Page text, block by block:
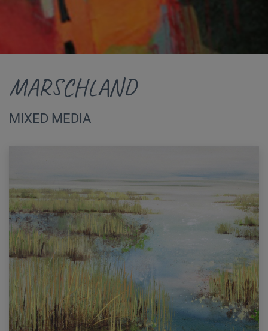
MARSCHLAND
MIXED MEDIA